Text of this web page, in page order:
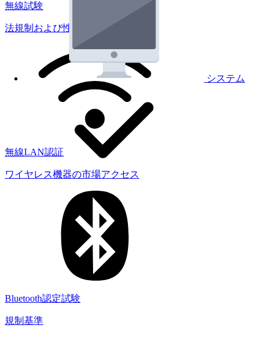
システム
無線試験
法規制および性能試験
無線LAN認証
ワイヤレス機器の市場アクセス
Bluetooth認定試験
規制基準